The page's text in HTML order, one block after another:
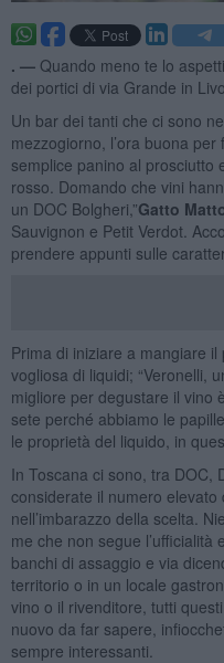
. — Quando meno te lo
dei portici di via Grande in
Un bar dei tanti che ci sono
mezzogiorno, l’ora buona
semplice panino al prosciutto
rosso. Domando che vini
un DOC Bolgheri,”Gatto
Sauvignon e Petit Verdot.
prendere appunti sulle
Prima di iniziare a mangiare
vogliosa di liquidi; “Veronelli,
migliore per degustare il vino
sete perché abbiamo le
le proprietà del liquido, in
In Toscana ci sono, tra DOC,
considerate il numero
nell’imbarazzo della scelta.
me che non segue l’ufficialità
banchi di assaggio e via
territorio o in un locale
vino o il rivenditore, tutti
nuovo da far sapere,
sempre interessanti.